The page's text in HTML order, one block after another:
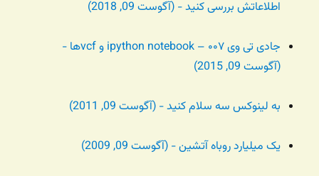
اطلاعاتش بررسی کنید - (آگوست 09, 2018)
جادی تی وی ۰۰۷ – ipython notebook و vcfها -
(آگوست 09, 2015)
به لینوکس سه سلام کنید - (آگوست 09, 2011)
یک میلیارد روباه آتشین - (آگوست 09, 2009)